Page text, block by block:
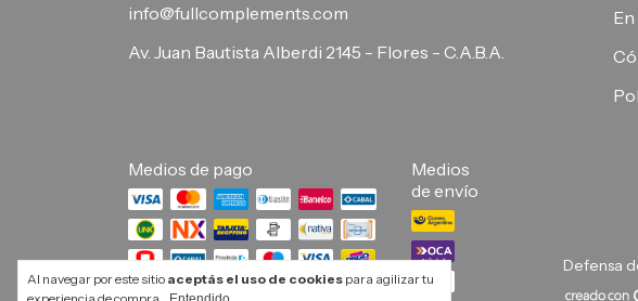
Al navegar por este sitio aceptás el uso de cookies para agilizar tu
info@fullcomplements.com
Av. Juan Bautista Alberdi 2145 - Flores - C.A.B.A.
Medios de pago
Medios
de envío
Defensa